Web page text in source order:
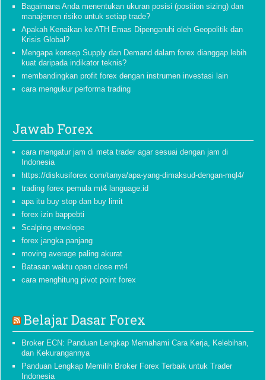
Bagaimana Anda menentukan ukuran posisi (position sizing) dan
manajemen risiko untuk setiap trade?
Apakah Kenaikan ke ATH Emas Dipengaruhi oleh Geopolitik dan
Krisis Global?
Mengapa konsep Supply dan Demand dalam forex dianggap lebih
kuat daripada indikator teknis?
membandingkan profit forex dengan instrumen investasi lain
cara mengukur performa trading
Jawab Forex
cara mengatur jam di meta trader agar sesuai dengan jam di
Indonesia
https://diskusiforex com/tanya/apa-yang-dimaksud-dengan-mql4/
trading forex pemula mt4 language:id
apa itu buy stop dan buy limit
forex izin bappebti
Scalping envelope
forex jangka panjang
moving average paling akurat
Batasan waktu open close mt4
cara menghitung pivot point forex
Belajar Dasar Forex
Broker ECN: Panduan Lengkap Memahami Cara Kerja, Kelebihan,
dan Kekurangannya
Panduan Lengkap Memilih Broker Forex Terbaik untuk Trader
Indonesia